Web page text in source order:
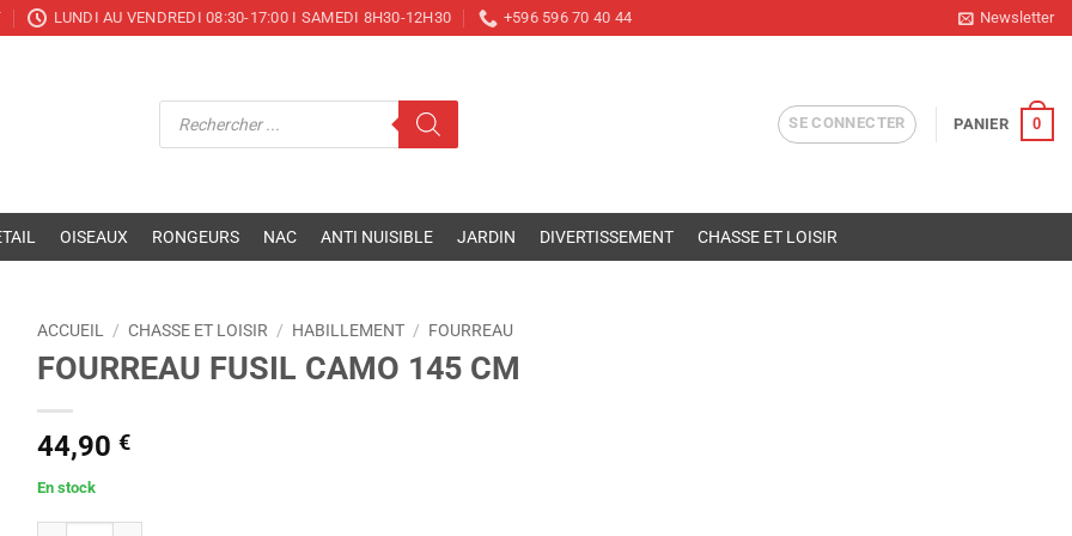
LUNDI AU VENDREDI 08:30-17:00 I SAMEDI 8H30-12H30 +596 596 70 40 44 Newsletter
Recherche
SE CONNECTER PANIER 0
OISEAUX RONGEURS NAC ANTI NUISIBLE JARDIN DIVERTISSEMENT CHASSE ET LOISIR
ACCUEIL / CHASSE ET LOISIR / HABILLEMENT / FOURREAU
FOURREAU FUSIL CAMO 145 CM
44,90 €
En stock